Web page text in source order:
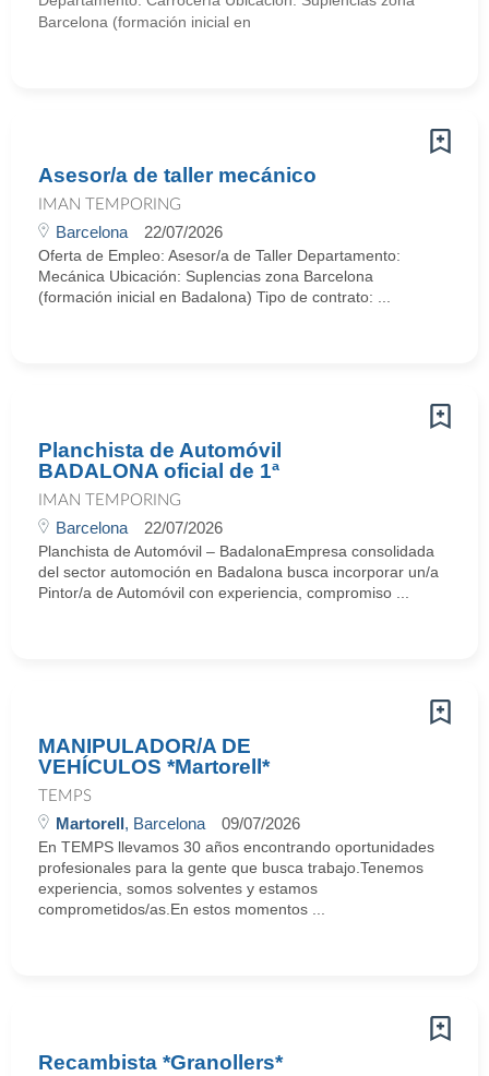
Barcelona (formación inicial en
Asesor/a de taller mecánico
IMAN TEMPORING
Barcelona 22/07/2026
Oferta de Empleo: Asesor/a de Taller Departamento:
Mecánica Ubicación: Suplencias zona Barcelona
(formación inicial en Badalona) Tipo de contrato: ...
Planchista de Automóvil
BADALONA oficial de 1ª
IMAN TEMPORING
Barcelona 22/07/2026
Planchista de Automóvil – BadalonaEmpresa consolidada
del sector automoción en Badalona busca incorporar un/a
Pintor/a de Automóvil con experiencia, compromiso ...
MANIPULADOR/A DE
VEHÍCULOS *Martorell*
TEMPS
Martorell, Barcelona 09/07/2026
En TEMPS llevamos 30 años encontrando oportunidades
profesionales para la gente que busca trabajo.Tenemos
experiencia, somos solventes y estamos
comprometidos/as.En estos momentos ...
Recambista *Granollers*